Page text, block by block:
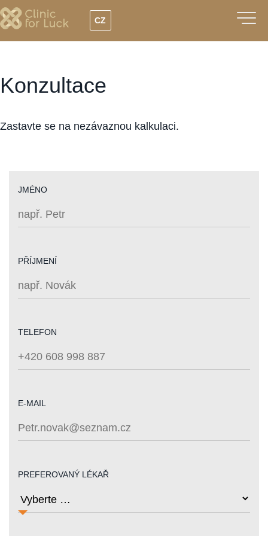
Přejít
k
CZ
Konzultace
Zastavte se na nezávaznou kalkulaci.
JMÉNO
PŘÍJMENÍ
TELEFON
E-MAIL
PREFEROVANÝ LÉKAŘ